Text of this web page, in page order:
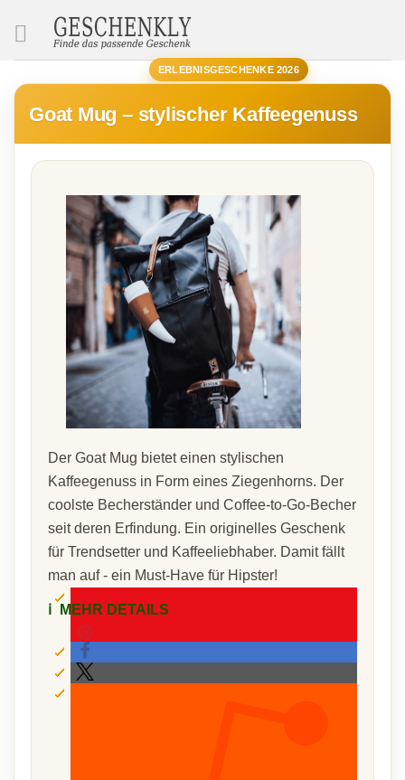
ERLEBNISGESCHENKE 2026
Goat Mug – stylischer Kaffeegenuss
Der Goat Mug bietet einen stylischen
Kaffeegenuss in Form eines Ziegenhorns. Der
coolste Becherständer und Coffee-to-Go-Becher
seit deren Erfindung. Ein originelles Geschenk
für Trendsetter und Kaffeeliebhaber. Damit fällt
man auf - ein Must-Have für Hipster!
ℹ️ MEHR DETAILS